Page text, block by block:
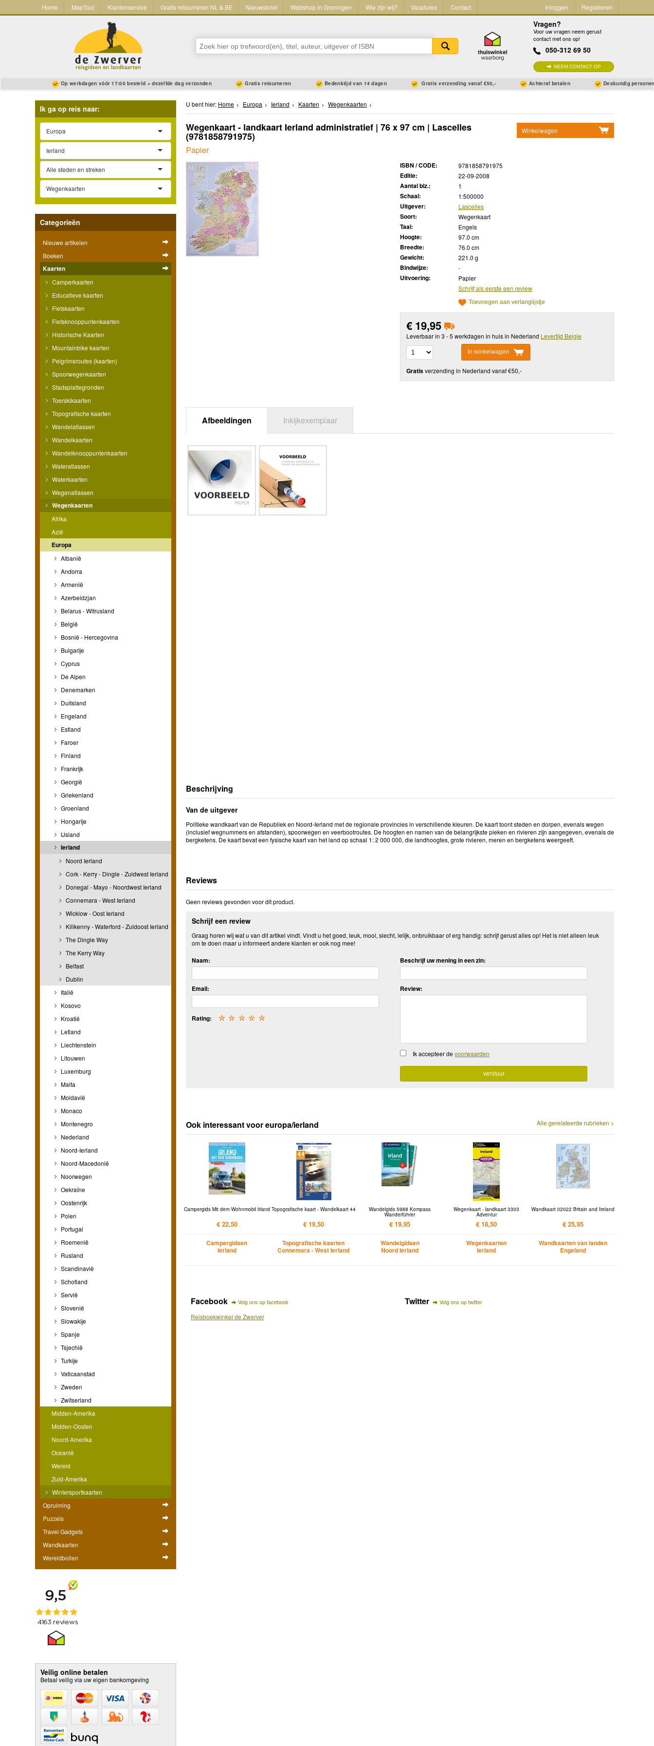
Home MapTool Klantenservice Gratis retourneren NL & BE Nieuwsbrief Webshop in Groningen Wie zijn wij? Vacatures Contact Inloggen Registreren
Vragen?
Voor uw vragen neem gerust
contact met ons op!
050-312 69 50
NEEM CONTACT OP
Op werkdagen vóór 17:00 besteld = dezelfde dag verzonden Gratis retourneren Bedenktijd van 14 dagen Gratis verzending vanaf €50,- Achteraf betalen Deskundig
Ik ga op reis naar:
Europa
Ierland
Alle steden en streken
Wegenkaarten
Categorieën
Nieuwe artikelen
Boeken
Kaarten
Camperkaarten
Educatieve kaarten
Fietskaarten
Fietsknooppuntenkaarten
Historische Kaarten
Mountainbike kaarten
Pelgrimsroutes (kaarten)
Spoorwegenkaarten
Stadsplattegronden
Toerskikaarten
Topografische kaarten
Wandelatlassen
Wandelkaarten
Wandelknooppuntenkaarten
Wateratlassen
Waterkaarten
Wegenatlassen
Wegenkaarten
Afrika
Azië
Europa
Albanië
Andorra
Armenië
Azerbeidzjan
Belarus - Witrusland
België
Bosnië - Hercegovina
Bulgarije
Cyprus
De Alpen
Denemarken
Duitsland
Engeland
Estland
Faroer
Finland
Frankrijk
Georgië
Griekenland
Groenland
Hongarije
IJsland
Ierland
Noord Ierland
Cork - Kerry - Dingle - Zuidwest Ierland
Donegal - Mayo - Noordwest Ierland
Connemara - West Ierland
Wicklow - Oost Ierland
Killkenny - Waterford - Zuidoost Ierland
The Dingle Way
The Kerry Way
Belfast
Dublin
Italië
Kosovo
Kroatië
Letland
Liechtenstein
Litouwen
Luxemburg
Malta
Moldavië
Monaco
Montenegro
Nederland
Noord-Ierland
Noord-Macedonië
Noorwegen
Oekraïne
Oostenrijk
Polen
Portugal
Roemenië
Rusland
Scandinavië
Schotland
Servië
Slovenië
Slowakije
Spanje
Tsjechië
Turkije
Vaticaanstad
Zweden
Zwitserland
Midden-Amerika
Midden-Oosten
Noord-Amerika
Oceanië
Wereld
Zuid-Amerika
Wintersportkaarten
Opruiming
Puzzels
Travel Gadgets
Wandkaarten
Wereldbollen
Veilig online betalen
Betaal veilig via uw eigen bankomgeving
U bent hier: Home Europa Ierland Kaarten Wegenkaarten
Winkelwagen
Wegenkaart - landkaart Ierland administratief | 76 x 97 cm | Lascelles
(9781858791975)
Papier
ISBN / CODE: 9781858791975
Editie: 22-09-2008
Aantal blz.: 1
Schaal: 1:500000
Uitgever: Lascelles
Soort: Wegenkaart
Taal: Engels
Hoogte: 97.0 cm
Breedte: 76.0 cm
Gewicht: 221.0 g
Bindwijze: -
Uitvoering:
Papier
Schrijf als eerste een review
Toevoegen aan verlanglijstje
€ 19,95
Leverbaar in 3 - 5 werkdagen in huis in Nederland Levertijd Belgie
In winkelwagen
Gratisverzending in Nederland vanaf €50,-
Afbeeldingen Inkijkexemplaar
Beschrijving
Van de uitgever
Politieke wandkaart van de Republiek en Noord-Ierland met de regionale provincies in verschillende kleuren. De kaart toont steden en dorpen, evenals wegen
(inclusief wegnummers en afstanden), spoorwegen en veerbootroutes. De hoogten en namen van de belangrijkste pieken en rivieren zijn aangegeven, evenals de
bergketens. De kaart bevat een fysische kaart van het land op schaal 1: 2 000 000, die landhoogtes, grote rivieren, meren en bergketens weergeeft.
Reviews
Geen reviews gevonden voor dit product.
Schrijf een review
Graag horen wij wat u van dit artikel vindt. Vindt u het goed, leuk, mooi, slecht, lelijk, onbruikbaar of erg handig: schrijf gerust alles op! Het is niet alleen leuk
om te doen maar u informeert andere klanten er ook nog mee!
Naam:
Email:
Rating: ☆
☆
☆
☆
☆
Beschrijf uw mening in een zin:
Review:
Ik accepteer devoorwaarden
Alle gerelateerde rubrieken >
Ook interessant voor europa/ierland
Campergids Mit dem Wohnmobil Irland
€ 22,50
Campergidsen
Ierland
Topografische kaart - Wandelkaart 44
€ 19,50
Topografische kaarten
Connemara - West Ierland
Wandelgids 5988 Kompass
Wanderführer
€ 19,95
Wandelgidsen
Noord Ierland
Wegenkaart - landkaart 3303
Adventur
€ 18,50
Wegenkaarten
Ierland
Wandkaart 02022 Britain and Ireland
€ 25,95
Wandkaarten van landen
Engeland
Facebook Volg ons op facebook
Reisboekwinkel de Zwerver
Twitter Volg ons op twitter